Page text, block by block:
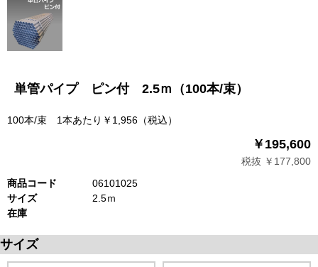
単管パイプ ピン付 2.5ｍ（100本/束）
100本/束 1本あたり￥1,956（税込）
￥195,600
税抜 ￥177,800
商品コード
06101025
サイズ
2.5ｍ
在庫
サイズ